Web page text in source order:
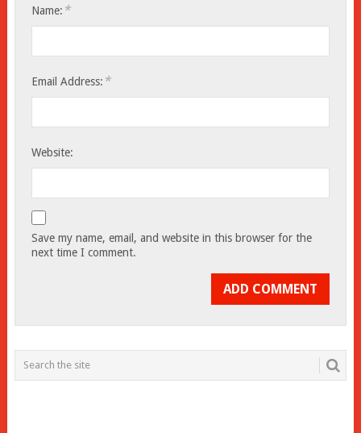
Name: *
Email Address: *
Website:
Save my name, email, and website in this browser for the
next time I comment.